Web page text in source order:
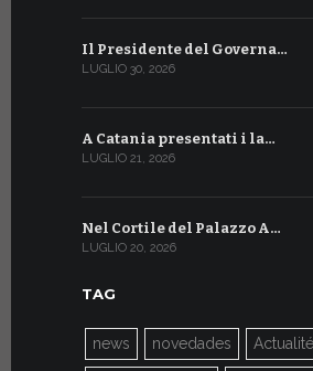
Il Presidente del Governa…
LUGLIO 30, 2026
A Catania presentati i la…
LUGLIO 21, 2026
Nel Cortile del Palazzo A…
LUGLIO 20, 2026
TAG
news novedades